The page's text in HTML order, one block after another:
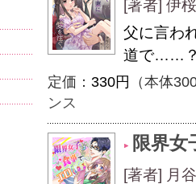
[著者] 伊
父に言わ
道で……
定価： 330円
（本体
ンス
限界
[著者] 月